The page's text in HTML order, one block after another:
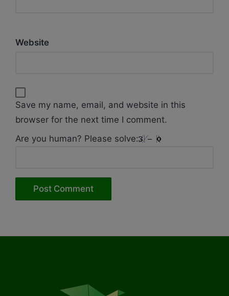
Website
Save my name, email, and website in this
browser for the next time I comment.
Are you human? Please solve: